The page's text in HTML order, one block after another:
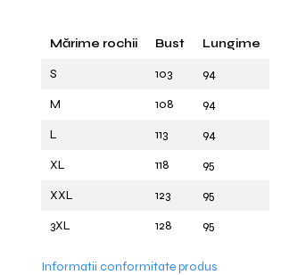
Mărime rochii Bust
Lungime
S
103
94
M
108
94
L
113
94
XL
118
95
XXL
123
95
3XL
128 95
Informatii conformitate produs